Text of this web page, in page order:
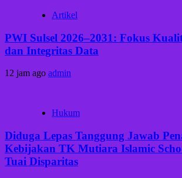
Artikel
PWI Sulsel 2026–2031: Fokus
dan Integritas Data
12 jam ago admin
Hukum
Diduga Lepas Tanggung Jawab
Kebijakan TK Mutiara Islamic
Tuai Disparitas